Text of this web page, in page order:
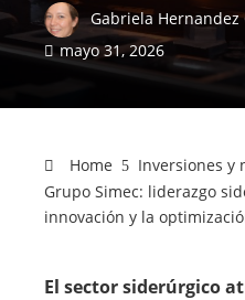
Gabriela Hernandez
mayo 31, 2026
Home
Inversiones y
Grupo Simec: liderazgo
innovación y la
El sector siderúrgico